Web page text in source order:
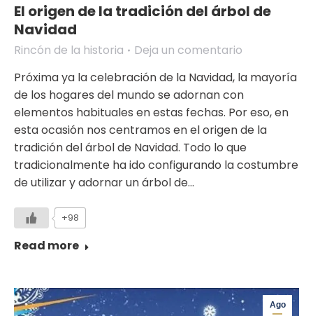
El origen de la tradición del árbol de
Navidad
Rincón de la historia
Deja un comentario
Próxima ya la celebración de la Navidad, la mayoría
de los hogares del mundo se adornan con
elementos habituales en estas fechas. Por eso, en
esta ocasión nos centramos en el origen de la
tradición del árbol de Navidad. Todo lo que
tradicionalmente ha ido configurando la costumbre
de utilizar y adornar un árbol de…
+98
Read more
Ago